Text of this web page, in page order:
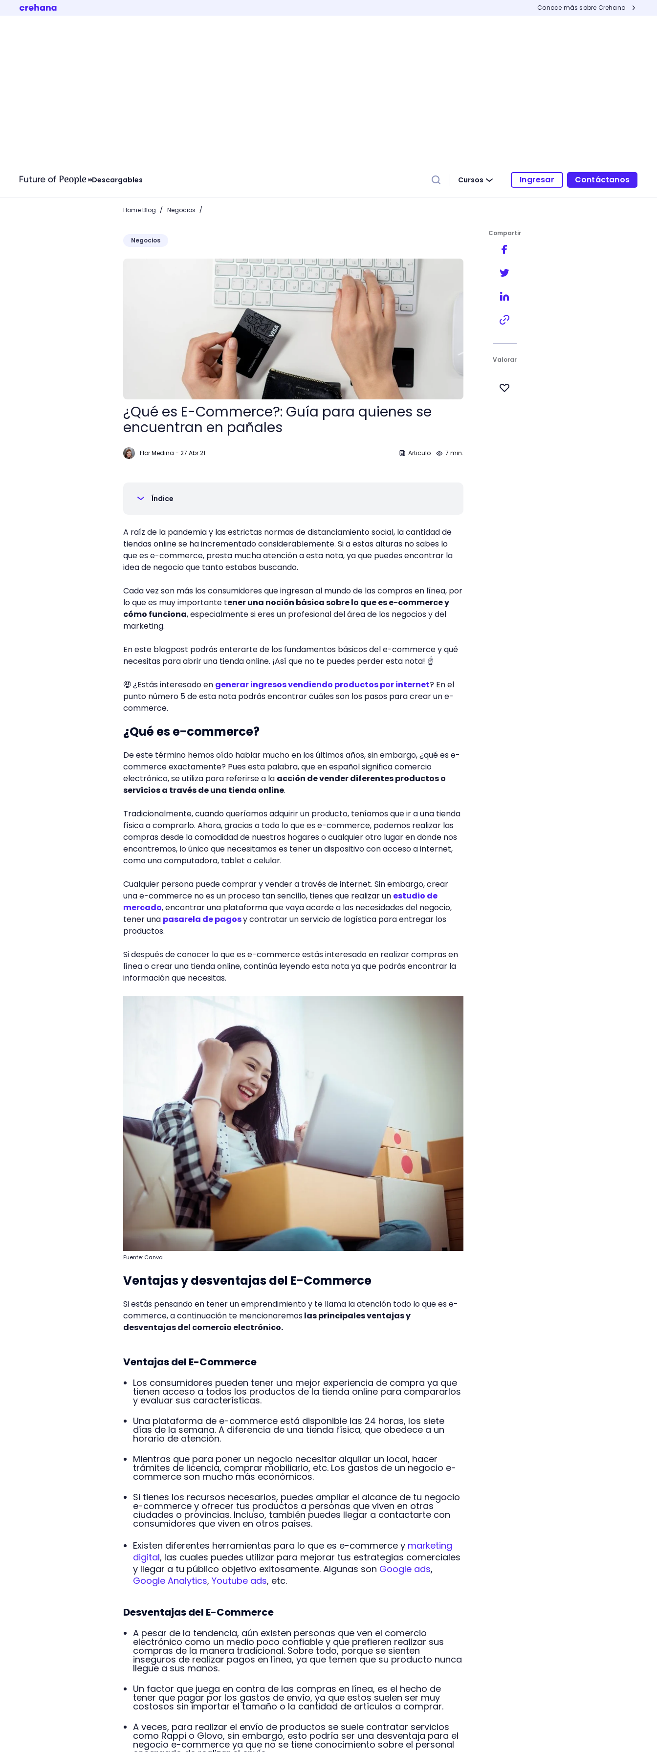
Conoce más sobre Crehana
Descargables Cursos Ingresar Contáctanos
Home Blog / Negocios /
Negocios
¿Qué es E-Commerce?: Guía para quienes se encuentran en pañales
¿Qué es E-Commerce?: Guía para quienes se
encuentran en pañales
Flor Medina - 27 Abr 21 Articulo 7 min.
Índice
A raíz de la pandemia y las estrictas normas de distanciamiento social, la cantidad de
tiendas online se ha incrementado considerablemente. Si a estas alturas no sabes lo
que es e-commerce, presta mucha atención a esta nota, ya que puedes encontrar la
idea de negocio que tanto estabas buscando.
Cada vez son más los consumidores que ingresan al mundo de las compras en línea, por
lo que es muy importante tener una noción básica sobre lo que es e-commerce y
cómo funciona, especialmente si eres un profesional del área de los negocios y del
marketing.
En este blogpost podrás enterarte de los fundamentos básicos del e-commerce y qué
necesitas para abrir una tienda online. ¡Así que no te puedes perder esta nota! ☝
🤑 ¿Estás interesado en generar ingresos vendiendo productos por internet? En el
punto número 5 de esta nota podrás encontrar cuáles son los pasos para crear un e-
commerce.
¿Qué es e-commerce?
De este término hemos oído hablar mucho en los últimos años, sin embargo, ¿qué es e-
commerce exactamente? Pues esta palabra, que en español significa comercio
electrónico, se utiliza para referirse a la acción de vender diferentes productos o
servicios a través de una tienda online.
Tradicionalmente, cuando queríamos adquirir un producto, teníamos que ir a una tienda
física a comprarlo. Ahora, gracias a todo lo que es e-commerce, podemos realizar las
compras desde la comodidad de nuestros hogares o cualquier otro lugar en donde nos
encontremos, lo único que necesitamos es tener un dispositivo con acceso a internet,
como una computadora, tablet o celular.
Cualquier persona puede comprar y vender a través de internet. Sin embargo, crear
una e-commerce no es un proceso tan sencillo, tienes que realizar un estudio de
mercado, encontrar una plataforma que vaya acorde a las necesidades del negocio,
tener una pasarela de pagosy contratar un servicio de logística para entregar los
productos.
Si después de conocer lo que es e-commerce estás interesado en realizar compras en
línea o crear una tienda online, continúa leyendo esta nota ya que podrás encontrar la
información que necesitas.
Fuente: Canva
Ventajas y desventajas del E-Commerce
Si estás pensando en tener un emprendimiento y te llama la atención todo lo que es e-
commerce, a continuación te mencionaremoslas principales ventajas y
desventajas del comercio electrónico.
Ventajas del E-Commerce
Los consumidores pueden tener una mejor experiencia de compra ya que
tienen acceso a todos los productos de la tienda online para compararlos
y evaluar sus características.
Una plataforma de e-commerce está disponible las 24 horas, los siete
días de la semana. A diferencia de una tienda física, que obedece a un
horario de atención.
Mientras que para poner un negocio necesitar alquilar un local, hacer
trámites de licencia, comprar mobiliario, etc. Los gastos de un negocio e-
commerce son mucho más económicos.
Si tienes los recursos necesarios, puedes ampliar el alcance de tu negocio
e-commerce y ofrecer tus productos a personas que viven en otras
ciudades o provincias. Incluso, también puedes llegar a contactarte con
consumidores que viven en otros países.
Existen diferentes herramientas para lo que es e-commerce y marketing
digital, las cuales puedes utilizar para mejorar tus estrategias comerciales
y llegar a tu público objetivo exitosamente. Algunas son Google ads,
Google Analytics, Youtube ads, etc.
Desventajas del E-Commerce
A pesar de la tendencia, aún existen personas que ven el comercio
electrónico como un medio poco confiable y que prefieren realizar sus
compras de la manera tradicional. Sobre todo, porque se sienten
inseguros de realizar pagos en línea, ya que temen que su producto nunca
llegue a sus manos.
Un factor que juega en contra de las compras en línea, es el hecho de
tener que pagar por los gastos de envío, ya que estos suelen ser muy
costosos sin importar el tamaño o la cantidad de artículos a comprar.
A veces, para realizar el envío de productos se suele contratar servicios
como Rappi o Glovo, sin embargo, esto podría ser una desventaja para el
negocio e-commerce ya que no se tiene conocimiento sobre el personal
Compartir
Valorar